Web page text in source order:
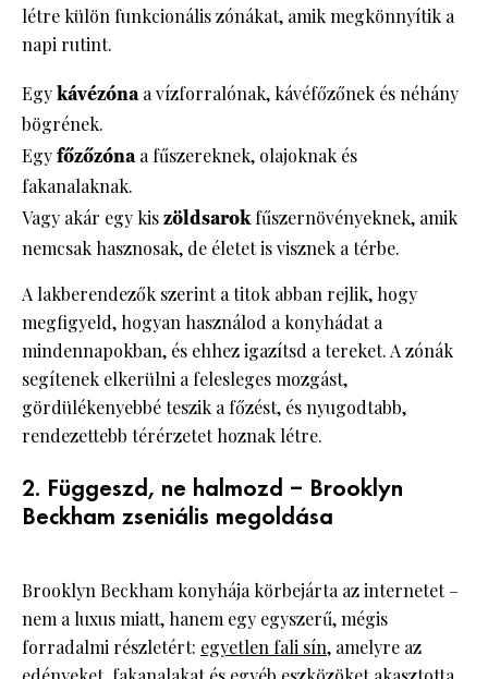
létre külön funkcionális zónákat, amik megkönnyítik a
napi rutint.
Egykávézóna a vízforralónak, kávéfőzőnek és néhány
bögrének.
Egyfőzőzóna a fűszereknek, olajoknak és
fakanalaknak.
Vagy akár egy kiszöldsarok fűszernövényeknek, amik
nemcsak hasznosak, de életet is visznek a térbe.
A lakberendezők szerint a titok abban rejlik, hogy
megfigyeld, hogyan használod a konyhádat a
mindennapokban, és ehhez igazítsd a tereket. A zónák
segítenek elkerülni a felesleges mozgást,
gördülékenyebbé teszik a főzést, és nyugodtabb,
rendezettebb térérzetet hoznak létre.
2. Függeszd, ne halmozd – Brooklyn
Beckham zseniális megoldása
Brooklyn Beckham konyhája körbejárta az internetet –
nem a luxus miatt, hanem egy egyszerű, mégis
forradalmi részletért: egyetlen fali sín, amelyre az